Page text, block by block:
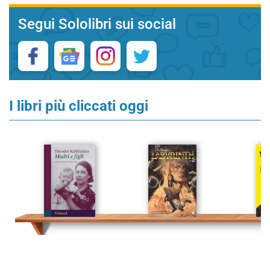
Segui Sololibri sui social
I libri più cliccati oggi